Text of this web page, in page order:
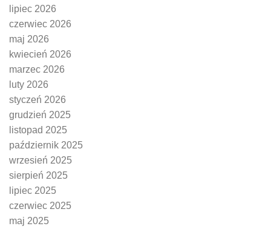
lipiec 2026
czerwiec 2026
maj 2026
kwiecień 2026
marzec 2026
luty 2026
styczeń 2026
grudzień 2025
listopad 2025
październik 2025
wrzesień 2025
sierpień 2025
lipiec 2025
czerwiec 2025
maj 2025